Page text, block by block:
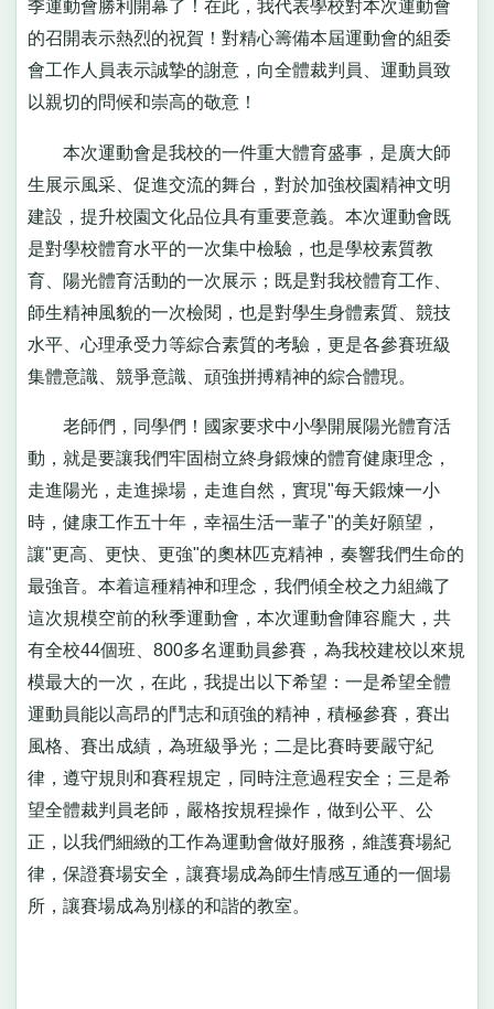
季運動會勝利開幕了！在此，我代表學校對本次運動會
的召開表示熱烈的祝賀！對精心籌備本屆運動會的組委
會工作人員表示誠摯的謝意，向全體裁判員、運動員致
以親切的問候和崇高的敬意！
本次運動會是我校的一件重大體育盛事，是廣大師
生展示風采、促進交流的舞台，對於加強校園精神文明
建設，提升校園文化品位具有重要意義。本次運動會既
是對學校體育水平的一次集中檢驗，也是學校素質教
育、陽光體育活動的一次展示；既是對我校體育工作、
師生精神風貌的一次檢閱，也是對學生身體素質、競技
水平、心理承受力等綜合素質的考驗，更是各參賽班級
集體意識、競爭意識、頑強拼搏精神的綜合體現。
老師們，同學們！國家要求中小學開展陽光體育活
動，就是要讓我們牢固樹立終身鍛煉的體育健康理念，
走進陽光，走進操場，走進自然，實現"每天鍛煉一小
時，健康工作五十年，幸福生活一輩子"的美好願望，
讓"更高、更快、更強"的奧林匹克精神，奏響我們生命的
最強音。本着這種精神和理念，我們傾全校之力組織了
這次規模空前的秋季運動會，本次運動會陣容龐大，共
有全校44個班、800多名運動員參賽，為我校建校以來規
模最大的一次，在此，我提出以下希望：一是希望全體
運動員能以高昂的鬥志和頑強的精神，積極參賽，賽出
風格、賽出成績，為班級爭光；二是比賽時要嚴守紀
律，遵守規則和賽程規定，同時注意過程安全；三是希
望全體裁判員老師，嚴格按規程操作，做到公平、公
正，以我們細緻的工作為運動會做好服務，維護賽場紀
律，保證賽場安全，讓賽場成為師生情感互通的一個場
所，讓賽場成為別樣的和諧的教室。